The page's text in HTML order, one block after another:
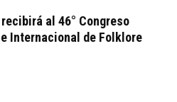
al 46° Congreso
Internacional de Folklore